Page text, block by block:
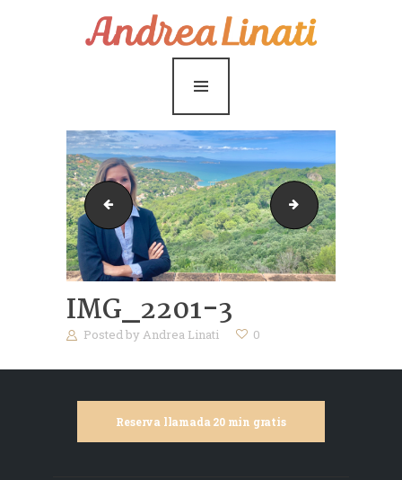
¿Cómo funciona?
Servicios
Coaching Gratis
Conóceme
Contáctame
Blog
IMG_2206 cropped-
IMG_2201-3
Posted byAndrea Linati 0
Reserva llamada 20 min gratis